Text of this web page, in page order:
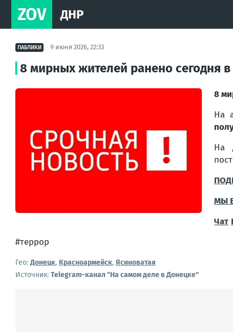
ZOV ДНР
ПАБЛИКИ 9 июня 2026, 22:33
8 мирных жителей ранено сегодня
8
На
На
МЫ
Чат
#террор
Гео:Донецк, Красноармейск, Ясиноватая
Источник: Telegram-канал "На самом деле в Донецке"